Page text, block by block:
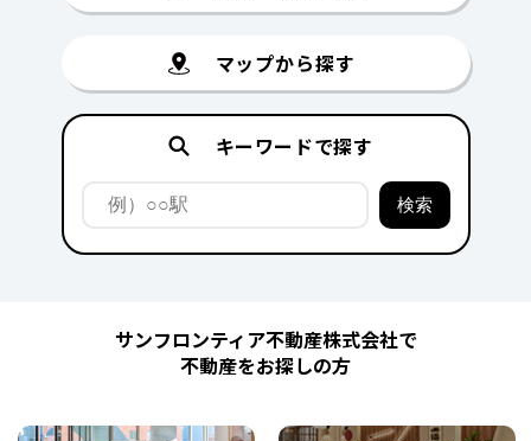
マップから探す
キーワードで探す
サンフロンティア不動産株式会社で
不動産をお探しの方